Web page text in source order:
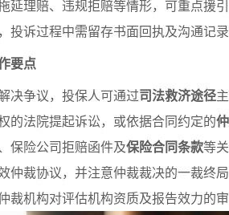
延理赔、违规拒赔等情形，可重点援
投诉过程中需留存书面回执及沟通记
要点
决争议，投保人可通过司法救济途径
的法院提起诉讼，或依据合同约定的
保险公司拒赔函件及保险合同条款等
仲裁协议，并注意仲裁裁决的一裁终
裁机构对评估机构资质及报告效力的